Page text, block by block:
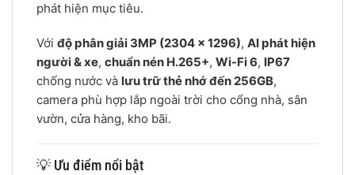
phát hiện mục tiêu.
Với độ phân giải 3MP (2304 × 1296), AI phát hiện
người & xe, chuẩn nén H.265+, Wi-Fi 6, IP67
chống nước và lưu trữ thẻ nhớ đến 256GB,
camera phù hợp lắp ngoài trời cho cổng nhà, sân
vườn, cửa hàng, kho bãi.
💡 Ưu điểm nổi bật